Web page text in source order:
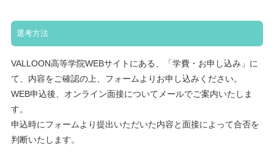
選考方法
VALLOON高等学院WEBサイトにある、「学費・お申し込み」に
て、内容をご確認の上、フォームよりお申し込みください。
WEB申込後、オンライン面接についてメールでご案内いたしま
す。
申込時にフォームより提出いただいた内容と面接によって合否を
判断いたします。